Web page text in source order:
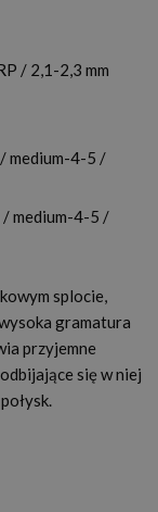
/ 2,1-2,3 mm
medium-4-5 /
medium-4-5 /
splocie,
gramatura
przyjemne
się w niej